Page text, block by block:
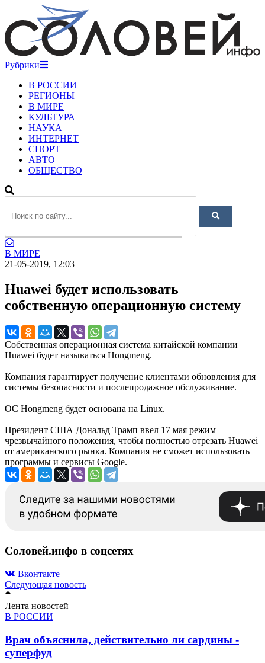
Рубрики
В РОССИИ
РЕГИОНЫ
В МИРЕ
КУЛЬТУРА
НАУКА
ИНТЕРНЕТ
СПОРТ
АВТО
ОБЩЕСТВО
В МИРЕ
21-05-2019, 12:03
Huawei будет использовать
собственную операционную систему
Собственная операционная система китайской компании
Huawei будет называться Hongmeng.
Компания гарантирует получение клиентами обновления для
системы безопасности и послепродажное обслуживание.
ОС Hongmeng будет основана на Linux.
Президент США Дональд Трамп ввел 17 мая режим
чрезвычайного положения, чтобы полностью отрезать Huawei
от американского рынка. Компания не сможет использовать
программы и сервисы Google.
Соловей.инфо в соцсетях
Вконтакте
Следующая новость
Лента новостей
В РОССИИ
Врач объяснила, действительно ли сардины -
суперфуд